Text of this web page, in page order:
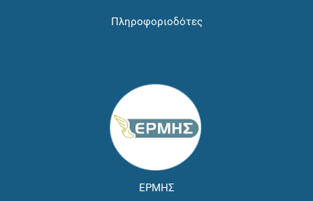
Πληροφοριοδότες
ΕΡΜΗΣ